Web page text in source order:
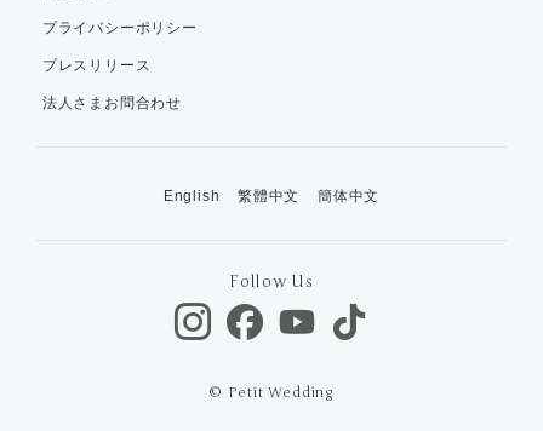
プライバシーポリシー
プレスリリース
法人さまお問合わせ
English 繁體中文 簡体中文
Follow Us
© Petit Wedding